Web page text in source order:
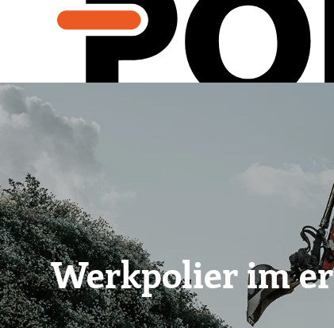
Werkpolier im